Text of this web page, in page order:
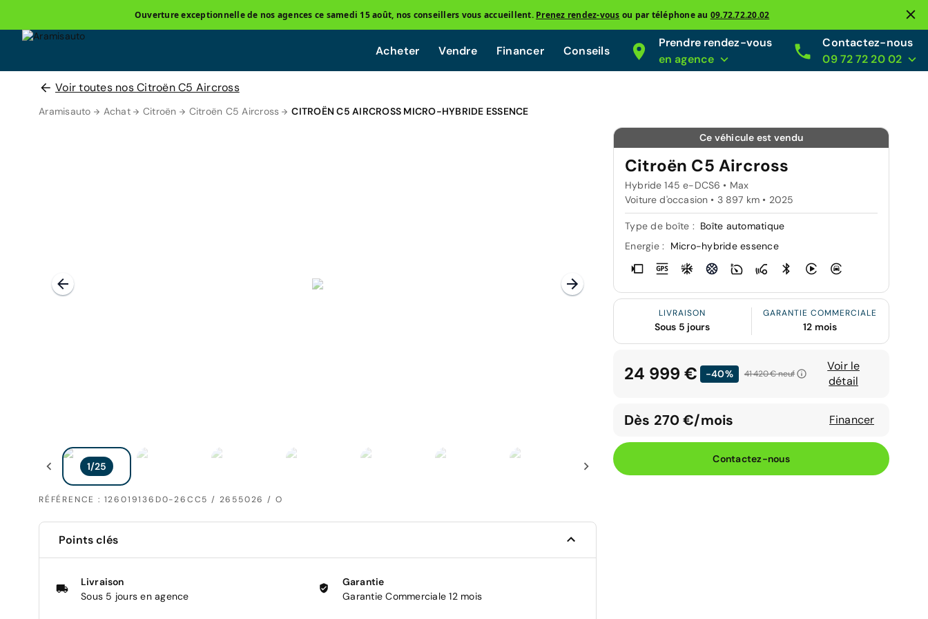
Ouverture exceptionnelle de nos agences ce samedi 15 août, nos conseillers vous accueillent. Prenez rendez-vous ou par téléphone au 09.72.72.20.02
Acheter Vendre Financer Conseils
Prendre rendez-vous
en agence
Contactez-nous
09 72 72 20 02
Voir toutes nos Citroën C5 Aircross
Aramisauto Achat Citroën Citroën C5 Aircross CITROËN C5 AIRCROSS MICRO-HYBRIDE ESSENCE
RÉFÉRENCE : 126019136D0-26CC5 / 2655026 / O
Ce véhicule est vendu
Citroën C5 Aircross
Hybride 145 e-DCS6 • Max
Voiture d'occasion • 3 897 km • 2025
Type de boîte : Boîte automatique
Energie :
Micro-hybride essence
LIVRAISON
Sous 5 jours
GARANTIE COMMERCIALE
12 mois
24 999 € -40% 41 420 €neuf
Voir le
détail
Dès 270 €/mois Financer
Contactez-nous
Points clés
Livraison
Sous 5 jours en agence
Garantie
Garantie Commerciale 12 mois